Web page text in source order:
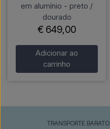
em alumínio - preto /
dourado
€ 649,00
Adicionar ao
carrinho
TRANSPORTE BARATO